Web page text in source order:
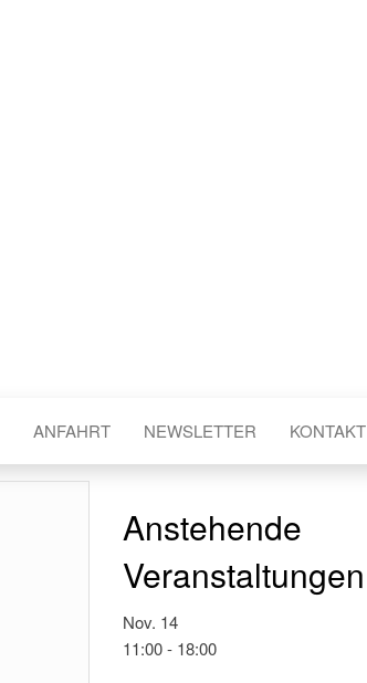
ANFAHRT NEWSLETTER KONTAKT
Anstehende
Veranstaltungen
Nov. 14
11:00- 18:00